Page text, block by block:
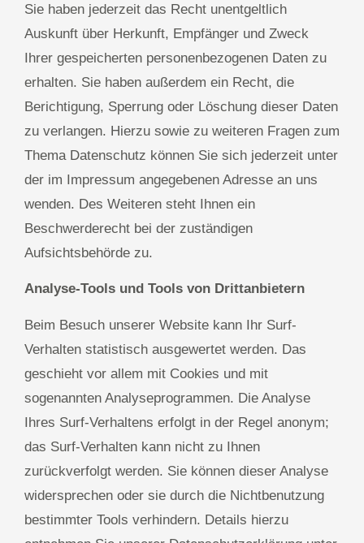
Sie haben jederzeit das Recht unentgeltlich
Auskunft über Herkunft, Empfänger und Zweck
Ihrer gespeicherten personenbezogenen Daten zu
erhalten. Sie haben außerdem ein Recht, die
Berichtigung, Sperrung oder Löschung dieser Daten
zu verlangen. Hierzu sowie zu weiteren Fragen zum
Thema Datenschutz können Sie sich jederzeit unter
der im Impressum angegebenen Adresse an uns
wenden. Des Weiteren steht Ihnen ein
Beschwerderecht bei der zuständigen
Aufsichtsbehörde zu.
Analyse-Tools und Tools von Drittanbietern
Beim Besuch unserer Website kann Ihr Surf-
Verhalten statistisch ausgewertet werden. Das
geschieht vor allem mit Cookies und mit
sogenannten Analyseprogrammen. Die Analyse
Ihres Surf-Verhaltens erfolgt in der Regel anonym;
das Surf-Verhalten kann nicht zu Ihnen
zurückverfolgt werden. Sie können dieser Analyse
widersprechen oder sie durch die Nichtbenutzung
bestimmter Tools verhindern. Details hierzu